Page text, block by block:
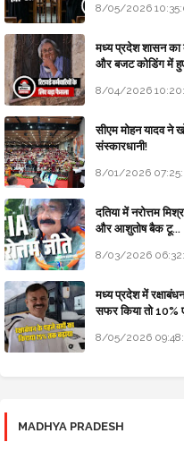
8/05/2026
मध्य प्रदेश शासन का
और बजट कोडिंग में
8/04/2026
सीएम मोहन यादव ने
संस्कारधानी!
8/01/2026
दतिया में नरोत्तम
और आशुतोष बैक टू...
8/03/2026
मध्य प्रदेश में
सफर किया तो 10%
8/05/2026
MADHYA PRADESH